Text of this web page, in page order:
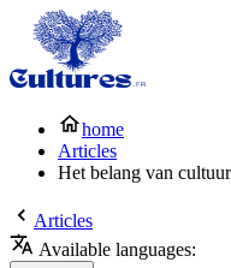
home
Articles
Het belang van
Articles
Available languages: